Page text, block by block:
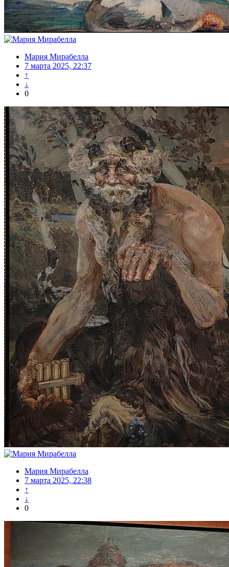
Мария Мирабелла
7 марта 2025, 22:37
↑
↓
0
Мария Мирабелла
7 марта 2025, 22:38
↑
↓
0